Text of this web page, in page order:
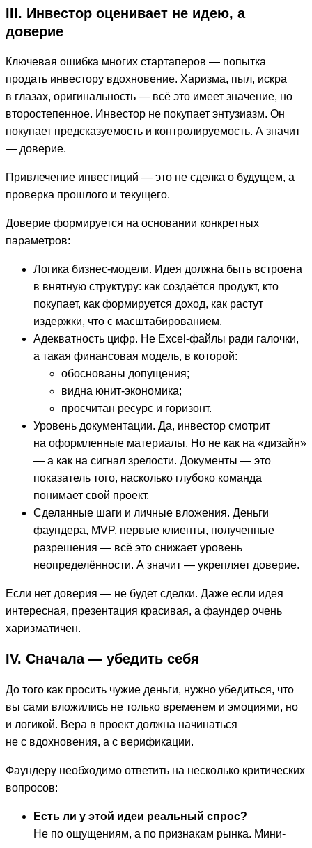
III. Инвестор оценивает не идею, а
доверие
Ключевая ошибка многих стартаперов — попытка
продать инвестору вдохновение. Харизма, пыл, искра
в глазах, оригинальность — всё это имеет значение, но
второстепенное. Инвестор не покупает энтузиазм. Он
покупает предсказуемость и контролируемость. А значит
— доверие.
Привлечение инвестиций — это не сделка о будущем, а
проверка прошлого и текущего.
Доверие формируется на основании конкретных
параметров:
Логика бизнес-модели. Идея должна быть встроена
в внятную структуру: как создаётся продукт, кто
покупает, как формируется доход, как растут
издержки, что с масштабированием.
Адекватность цифр. Не Excel-файлы ради галочки,
а такая финансовая модель, в которой:
обоснованы допущения;
видна юнит-экономика;
просчитан ресурс и горизонт.
Уровень документации. Да, инвестор смотрит
на оформленные материалы. Но не как на «дизайн»
— а как на сигнал зрелости. Документы — это
показатель того, насколько глубоко команда
понимает свой проект.
Сделанные шаги и личные вложения. Деньги
фаундера, MVP, первые клиенты, полученные
разрешения — всё это снижает уровень
неопределённости. А значит — укрепляет доверие.
Если нет доверия — не будет сделки. Даже если идея
интересная, презентация красивая, а фаундер очень
харизматичен.
IV. Сначала — убедить себя
До того как просить чужие деньги, нужно убедиться, что
вы сами вложились не только временем и эмоциями, но
и логикой. Вера в проект должна начинаться
не с вдохновения, а с верификации.
Фаундеру необходимо ответить на несколько критических
вопросов:
Есть ли у этой идеи реальный спрос?
Не по ощущениям, а по признакам рынка. Мини-